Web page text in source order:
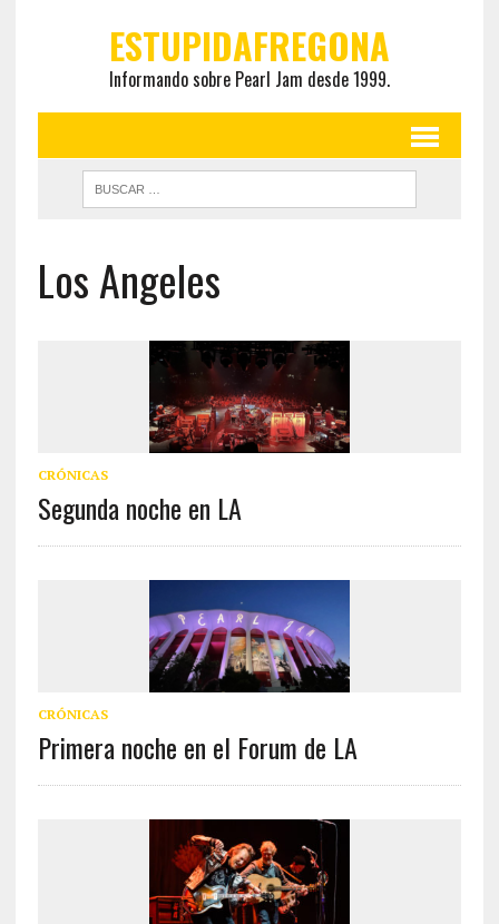
ESTUPIDAFREGONA
Informando sobre Pearl Jam desde 1999.
Los Angeles
CRÓNICAS
Segunda noche en LA
CRÓNICAS
Primera noche en el Forum de LA